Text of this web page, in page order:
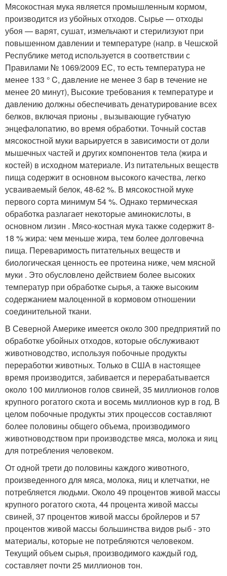
Мясокостная мука является промышленным кормом,
производится из убойных отходов. Сырье — отходы
убоя — варят, сушат, измельчают и стерилизуют при
повышенном давлении и температуре (напр. в Чешской
Республике метод используется в соответствии с
Правилами № 1069/2009 ЕС, то есть температура не
менее 133 ° C, давление не менее 3 бар в течение не
менее 20 минут), Высокие требования к температуре и
давлению должны обеспечивать денатурирование всех
белков, включая прионы , вызывающие губчатую
энцефалопатию, во время обработки. Точный состав
мясокостной муки варьируется в зависимости от доли
мышечных частей и других компонентов тела (жира и
костей) в исходном материале. Из питательных веществ
пища содержит в основном высокого качества, легко
усваиваемый белок, 48-62 %. В мясокостной муке
первого сорта минимум 54 %. Однако термическая
обработка разлагает некоторые аминокислоты, в
основном лизин . Мясо-костная мука также содержит 8-
18 % жира: чем меньше жира, тем более долговечна
пища. Переваримость питательных веществ и
биологическая ценность еe протеина ниже, чем мясной
муки . Это обусловлено действием более высоких
температур при обработке сырья, а также высоким
содержанием малоценной в кормовом отношении
соединительной ткани.
В Северной Америке имеется около 300 предприятий по
обработке убойных отходов, которые обслуживают
животноводство, используя побочные продукты
переработки животных. Только в США в настоящее
время производится, забивается и перерабатывается
около 100 миллионов голов свиней, 35 миллионов голов
крупного рогатого скота и восемь миллионов кур в год. В
целом побочные продукты этих процессов составляют
более половины общего объема, производимого
животноводством при производстве мяса, молока и яиц
для потребления человеком.
Oт одной трети до половины каждого животного,
произведенного для мяса, молока, яиц и клетчатки, не
потребляется людьми. Около 49 процентов живой массы
крупного рогатого скота, 44 процента живой массы
свиней, 37 процентов живой массы бройлеров и 57
процентов живой массы большинства видов рыб - это
материалы, которые не потребляются человеком.
Текущий объем сырья, производимого каждый год,
составляет почти 25 миллионов тoн.